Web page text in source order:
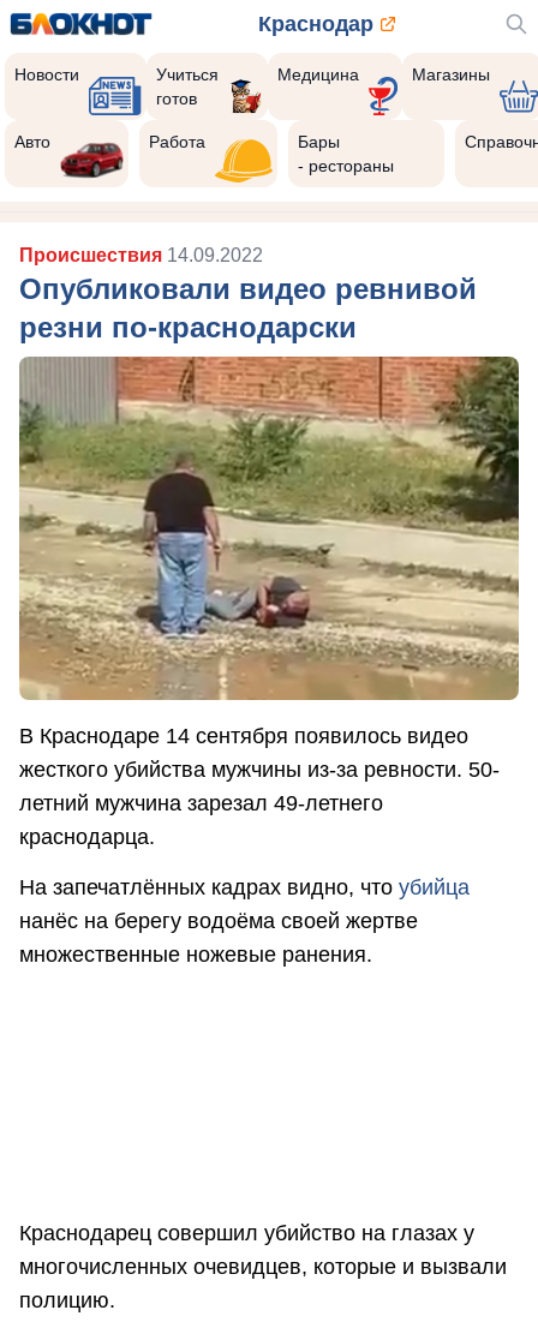
Краснодар
Новости
Учиться
готов
Медицина Магазины
Авто Работа
Бары
- рестораны
Происшествия 14.09.2022
Опубликовали видео ревнивой
резни по-краснодарски
В Краснодаре 14 сентября появилось видео
жесткого убийства мужчины из-за ревности. 50-
летний мужчина зарезал 49-летнего
краснодарца.
На запечатлённых кадрах видно, что убийца
нанёс на берегу водоёма своей жертве
множественные ножевые ранения.
Краснодарец совершил убийство на глазах у
многочисленных очевидцев, которые и вызвали
полицию.